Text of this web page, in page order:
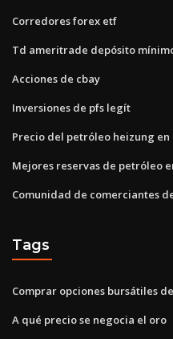
Corredores forex etf
Td ameritrade depósito
Acciones de cbay
Inversiones de pfs legít
Precio del petróleo heizung en
Mejores reservas de petróleo
Comunidad de comerciantes
Tags
Comprar opciones bursátiles
A qué precio se negocia el oro